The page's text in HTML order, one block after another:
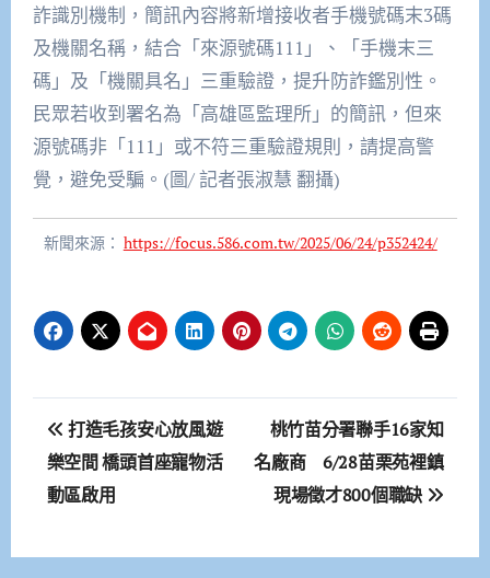
詐識別機制，簡訊內容將新增接收者手機號碼末3碼
及機關名稱，結合「來源號碼111」、「手機末三
碼」及「機關具名」三重驗證，提升防詐鑑別性。
民眾若收到署名為「高雄區監理所」的簡訊，但來
源號碼非「111」或不符三重驗證規則，請提高警
覺，避免受騙。(圖/ 記者張淑慧 翻攝)
新聞來源： https://focus.586.com.tw/2025/06/24/p352424/
文
章
導
覽
打造毛孩安心放風遊
樂空間 橋頭首座寵物活
動區啟用
桃竹苗分署聯手16家知
名廠商 6/28苗栗苑裡鎮
現場徵才800個職缺